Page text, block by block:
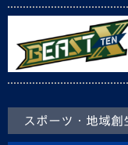
スポーツ・地域創